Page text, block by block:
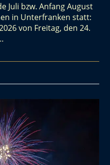
Juli bzw. Anfang August
in Unterfranken statt:
von Freitag, den 24.